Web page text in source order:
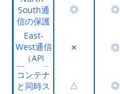
South通
信の保護
◎ ◎
East-
West通信
（API
間）の保
護
✕ ◎
コンテナ
と同時ス
△ ◎